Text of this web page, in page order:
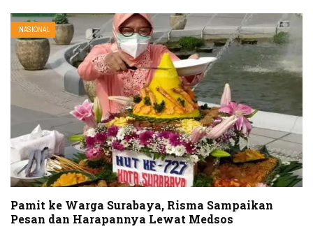
NASIONAL
Pamit ke Warga Surabaya, Risma Sampaikan
Pesan dan Harapannya Lewat Medsos